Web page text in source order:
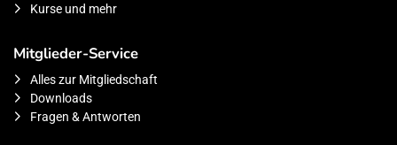
Kurse und mehr
Mitglieder-Service
Alles zur Mitgliedschaft
Downloads
Fragen & Antworten